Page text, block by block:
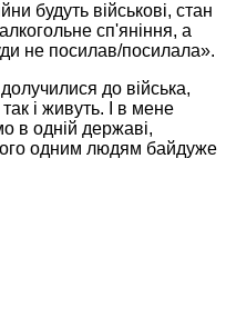
будуть військові, стан
сп'яніння, а
не посилав/посилала».
до війська,
і живуть. І в мене
в одній державі,
одним людям байдуже